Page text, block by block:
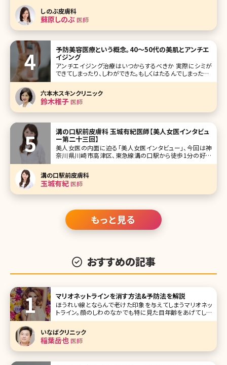
は、この産後の抜け毛はいつまで続くのでしょうか。ここで産
後の抜け毛の原因や対策、その他の女性の抜け毛・薄毛のト
ラブルについて詳しく説明し
しのぶ皮膚科
蘇原しのぶ医師
予防美容医療という概念。40〜50代の美肌とアンチエ
イジング
アンチエイジング治療はいつからするべきか 実際にシミが
できてしまったり、しわができた。もしくはたるんでしまった。そ
うなってからそれを治すのは大変です。これは体の中のこと
る大変さと比較して、なる前に食事など気をつけているほう
がどれだけ
六本木スキンクリニック
鈴木稚子医師
溝の口駅前皮膚科 玉城有紀医師【美人女医インタビュ
ー第二十三回】
美人女医の内面に迫る「美人女医インタビュー」、今回は神
奈川県川崎市高津区、東急線溝の口駅から徒歩1分の好立
地にある溝の口駅前皮膚科の玉城有紀先生です。 溝の口駅
前皮膚科では皮膚科の診療がメインで、美容部門は一部の
お薬だけです。まさに地域密着の皮膚科医院という感じです
が、玉城先生が将来作りたい美
溝の口駅前皮膚科
玉城有紀医師
もっと見る
おすすめの記事
マリオネットラインを消す方法&予防法を解説
ほうれい線とならんで老けた印象を与えてしまうマリオネッ
トライン。顔のしわのなかでも特に見た目年齢をあげてしま
う要素ですが、このマリオネットラインはなぜできるのでしょ
ついて詳しく
いなばクリニック
稲葉岳也医師